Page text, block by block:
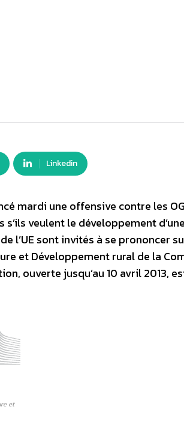
Linkedin
mardi une offensive contre les
veulent le développement d’une
l’UE sont invités à se prononcer
et Développement rural de la
ouverte jusqu’au 10 avril 2013,
et